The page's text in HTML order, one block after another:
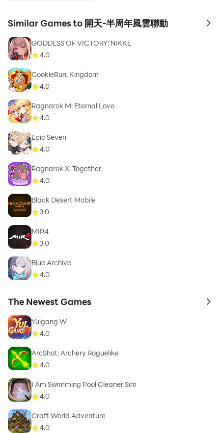
Similar Games to 開天-半周年風雲聯動 to
GODDESS OF VICTORY: NIKKE
4.0
CookieRun: Kingdom
4.0
Ragnarok M: Eternal Love
4.0
Epic Seven
4.0
Ragnarok X: Together
4.0
Black Desert Mobile
3.0
MIR4
3.0
Blue Archive
4.0
The Newest Games to
Yulgang W
4.0
ArcShot: Archery Roguelike
4.0
I Am Swimming Pool Cleaner Sim
4.0
Craft World Adventure
4.0